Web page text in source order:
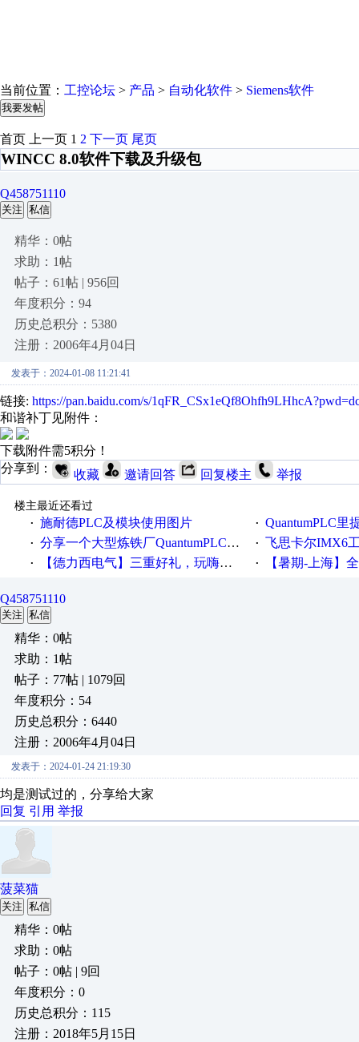
当前位置： 工控论坛 > 产品 > 自动化软件 > Siemens软件
我要发帖
首页 上一页 1 2 下一页 尾页
WINCC 8.0软件下载及升级包
Q458751110
关注 私信
精华：0帖
求助：1帖
帖子：61帖 | 956回
年度积分：94
历史总积分：5380
注册：2006年4月04日
发表于：2024-01-08 11:21:41
链接: https://pan.baidu.com/s/
和谐补丁见附件：
下载附件需5积分！
分享到：
收藏 邀请回答 回复楼主 举报
楼主最近还看过
· 施耐德PLC及模块使用图片 · QuantumPLC里提到的
· 分享一个大型炼铁厂QuantumPLC双机冗余系统的程序，很有借鉴价值！ · 飞思卡尔IMX6
· 【德力西电气】三重好礼，玩嗨夏日！ · 【暑期-上海】全国工业
Q458751110
关注 私信
精华：0帖
求助：1帖
帖子：77帖 | 1079回
年度积分：54
历史总积分：6440
注册：2006年4月04日
发表于：2024-01-24 21:19:30
均是测试过的，分享给大家
回复 引用 举报
菠菜猫
关注 私信
精华：0帖
求助：0帖
帖子：0帖 | 9回
年度积分：0
历史总积分：115
注册：2018年5月15日